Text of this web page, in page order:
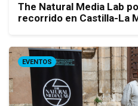
The Natural Media Lab
recorrido en Castilla-La
EVENTOS